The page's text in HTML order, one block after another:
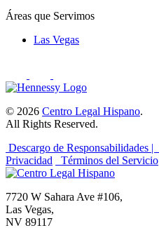
Áreas que Servimos
Las Vegas
© 2026 Centro Legal Hispano.
All Rights Reserved.
Descargo de Responsabilidades |
Privacidad
Términos del Servicio
7720 W Sahara Ave #106,
Las Vegas,
NV 89117